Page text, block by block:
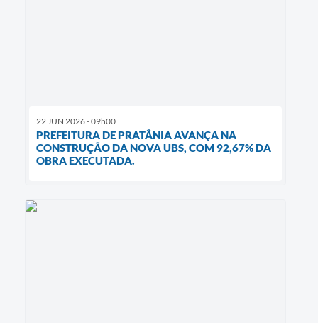
22 JUN 2026 - 09h00
PREFEITURA DE PRATÂNIA AVANÇA NA
CONSTRUÇÃO DA NOVA UBS, COM 92,67% DA
OBRA EXECUTADA.